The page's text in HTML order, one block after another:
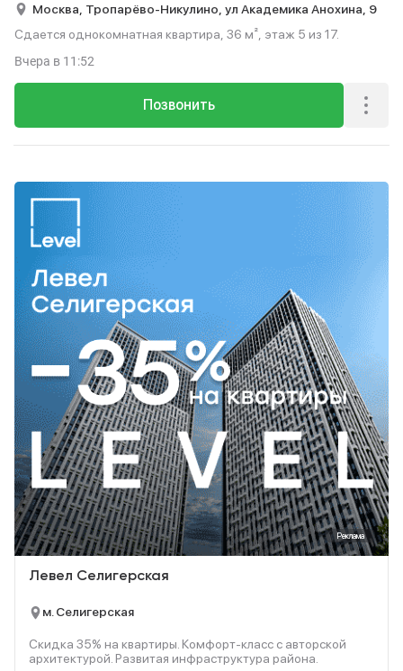
Москва, Тропарёво-Никулино, ул Академика Анохина, 9
Сдается однокомнатная квартира, 36 м², этаж 5 из 17.
Позвонить
Вчера в 11:52
Реклама
Левел Селигерская
м. Селигерская
Скидка 35% на квартиры. Комфорт‑класс с авторской
архитектурой. Развитая инфраструктура района.